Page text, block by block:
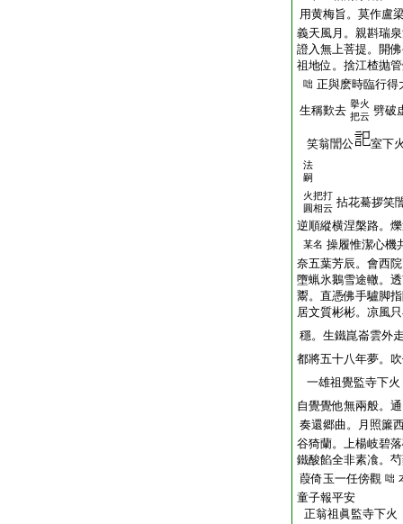
用黄梅旨。莫作盧
義天風月。親斟瑞
證入無上菩提。開
祖地位。捨江楂抛
咄 正與麽時臨行得
生稱歎去 擧火
把云 劈破
笑翁誾公 室下
法
嗣
火把打
圓相云 拈花驀拶笑
逆順縱横涅槃路。
某名 操履惟潔心機
奈五葉芳辰。會西
墮蝋氷鵝雪途轍。
鬻。直憑佛手驢脚
居文質彬彬。凉風
穩。生鐵崑崙雲外
都將五十八年夢。
一雄祖覺監寺下火
自覺覺他無兩般。
奏還郷曲。月照簾
谷猗蘭。上楊岐碧
鐵酸餡全非素飡。
葭倚玉一任傍觀 咄
童子報平安
正翁祖眞監寺下火